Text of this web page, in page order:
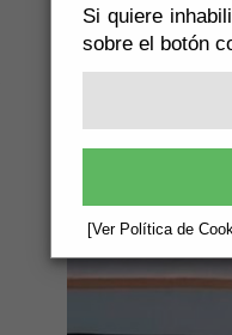
Si quiere
sobre el botón
[Ver Política de